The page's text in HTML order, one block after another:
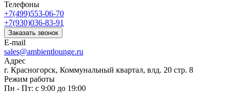
Телефоны
+7(499)553-06-70
+7(930)036-83-91
Заказать звонок
E-mail
sales@ambientlounge.ru
Адрес
г. Красногорск, Коммунальный квартал, влд. 20 стр. 8
Режим работы
Пн - Пт: с 9:00 до 19:00